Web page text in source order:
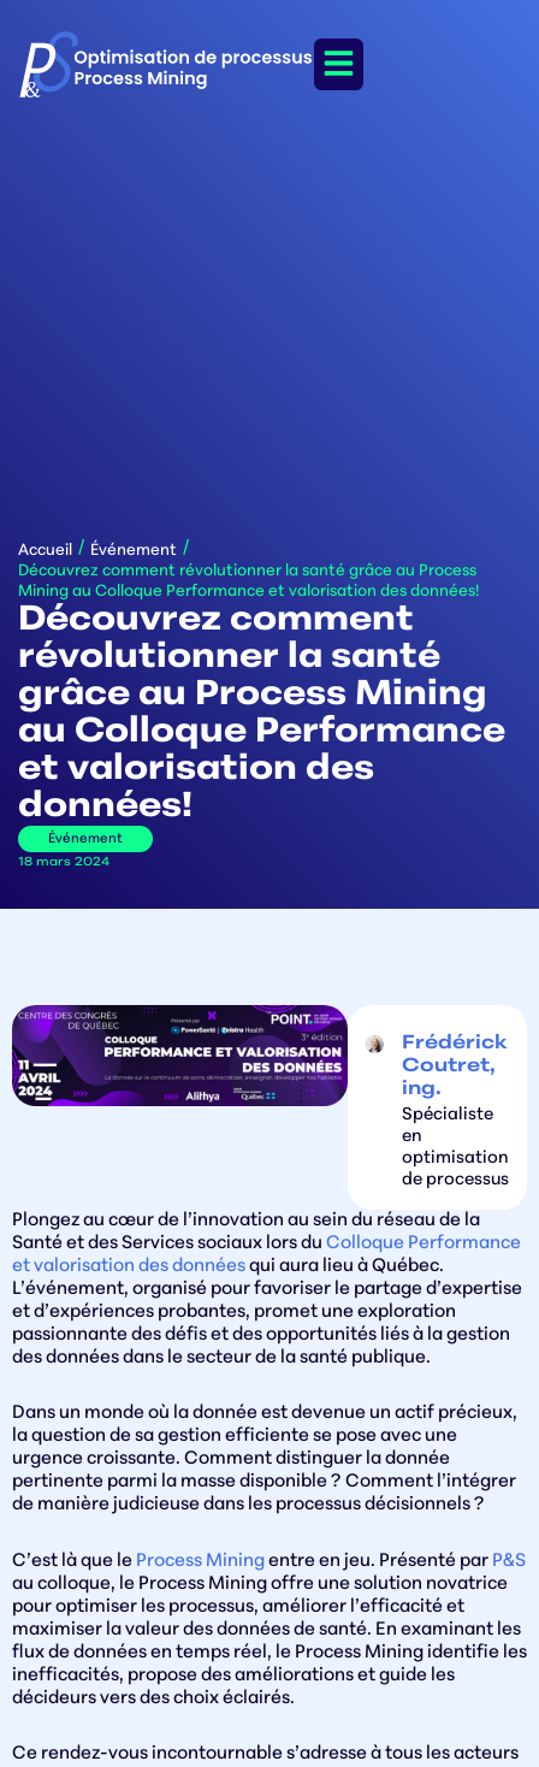
Accueil / Événement /
Découvrez comment révolutionner la santé grâce au Process
Mining au Colloque Performance et valorisation des données!
Découvrez comment
révolutionner la santé
grâce au Process Mining
au Colloque Performance
et valorisation des
données!
Événement
18 mars 2024
Frédérick
Coutret,
ing.
Spécialiste
en
optimisation
de processus
Plongez au cœur de l’innovation au sein du réseau de la
Santé et des Services sociaux lors du Colloque Performance
et valorisation des données qui aura lieu à Québec.
L’événement, organisé pour favoriser le partage d’expertise
et d’expériences probantes, promet une exploration
passionnante des défis et des opportunités liés à la gestion
des données dans le secteur de la santé publique.
Dans un monde où la donnée est devenue un actif précieux,
la question de sa gestion efficiente se pose avec une
urgence croissante. Comment distinguer la donnée
pertinente parmi la masse disponible ? Comment l’intégrer
de manière judicieuse dans les processus décisionnels ?
C’est là que le Process Mining entre en jeu. Présenté par P&S
au colloque, le Process Mining offre une solution novatrice
pour optimiser les processus, améliorer l’efficacité et
maximiser la valeur des données de santé. En examinant les
flux de données en temps réel, le Process Mining identifie les
inefficacités, propose des améliorations et guide les
décideurs vers des choix éclairés.
Ce rendez-vous incontournable s’adresse à tous les acteurs